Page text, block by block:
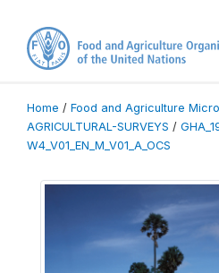
Home / Food and Agriculture
AGRICULTURAL-SURVEYS /
W4_V01_EN_M_V01_A_OCS